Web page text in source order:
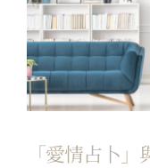
「愛情占卜